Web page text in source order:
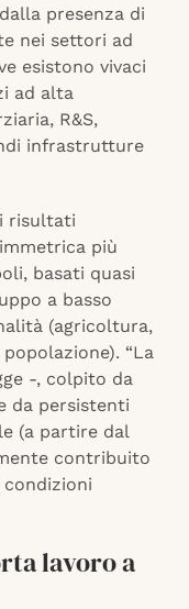
presenza di
nei settori ad
esistono vivaci
ad alta
R&S,
infrastrutture
risultati
più
basati quasi
a basso
(agricoltura,
“La
-, colpito da
da persistenti
(a partire dal
contribuito
condizioni
lavoro a